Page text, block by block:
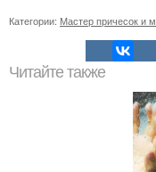
Категории: Мастер причесок и
Читайте также